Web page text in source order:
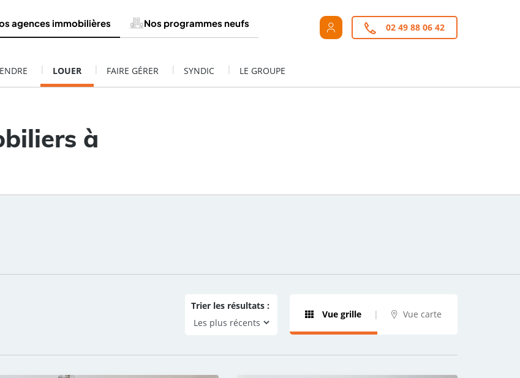
agences immobilières Nos programmes neufs 02 49 88 06 42
| LOUER | FAIRE GÉRER | SYNDIC | LE GROUPE
à
Trier les résultats :
Vue grille Vue carte